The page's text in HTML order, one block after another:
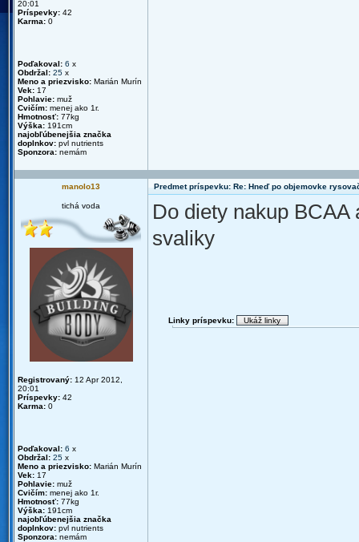
20:01
Príspevky: 42
Karma: 0
Poďakoval: 6 x
Obdržal: 25 x
Meno a priezvisko: Marián Murín
Vek: 17
Pohlavie: muž
Cvičím: menej ako 1r.
Hmotnosť: 77kg
Výška: 191cm
najobľúbenejšia značka
doplnkov: pvl nutrients
Sponzora: nemám
manolo13 Predmet príspevku: Re: Hneď po objemovke
tichá voda
Registrovaný: 12 Apr 2012,
20:01
Príspevky: 42
Karma: 0
Poďakoval: 6 x
Obdržal: 25 x
Meno a priezvisko: Marián Murín
Vek: 17
Pohlavie: muž
Cvičím: menej ako 1r.
Hmotnosť: 77kg
Výška: 191cm
najobľúbenejšia značka
doplnkov: pvl nutrients
Sponzora: nemám
Do diety nakup
svaliky
Linky príspevku: